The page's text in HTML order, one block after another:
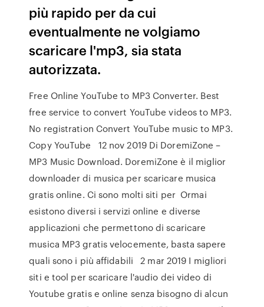
più rapido per da cui
eventualmente ne volgiamo
scaricare l'mp3, sia stata
autorizzata.
Free Online YouTube to MP3 Converter. Best
free service to convert YouTube videos to MP3.
No registration Convert YouTube music to MP3.
Copy YouTube 12 nov 2019 Di DoremiZone –
MP3 Music Download. DoremiZone è il miglior
downloader di musica per scaricare musica
gratis online. Ci sono molti siti per Ormai
esistono diversi i servizi online e diverse
applicazioni che permettono di scaricare
musica MP3 gratis velocemente, basta sapere
quali sono i più affidabili 2 mar 2019 I migliori
siti e tool per scaricare l'audio dei video di
Youtube gratis e online senza bisogno di alcun